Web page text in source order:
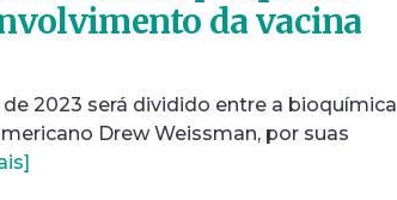
da vacina
2023 será dividido entre a bioquímica
Drew Weissman, por suas